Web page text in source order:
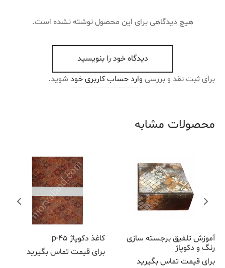
هیچ دیدگاهی برای این محصول نوشته نشده است.
دیدگاه خود را بنویسید
برای ثبت نقد و بررسی وارد حساب کاربری خود شوید.
محصولات مشابه
آموزش تلفیق برجسته سازی
رنگ و دکوپاژ
برای قیمت تماس بگیرید
کاغذ دکوپاژ p-45
برای قیمت تماس بگیرید